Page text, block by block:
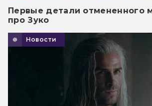
Первые детали отмененного
про Зуко
Новости